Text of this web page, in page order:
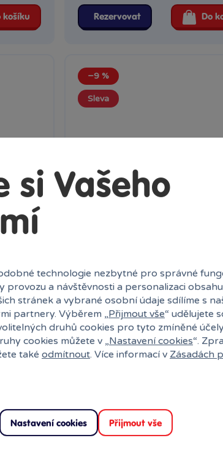
košíku Rezervovat Do
109 Kč
106 Kč
−9 %
Sleva
Sada samolepek Luxury
Skladem
Ihned:2 poboček
109 Kč
si Vašeho
technologie nezbytné pro správné
provozu a návštěvnosti a personalizaci
stránek a vybrané osobní údaje sdílíme s
partnery. Výběrem „Přijmout vše“ udělujete
druhů cookies pro tyto zmíněné
cookies můžete v „Nastavení cookies“.
také odmítnout. Více informací v Zásadách
Nastavení cookies Přijmout vše